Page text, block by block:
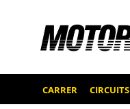
CARRER CIRCUITS